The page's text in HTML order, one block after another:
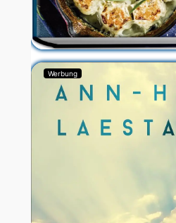
Werbung